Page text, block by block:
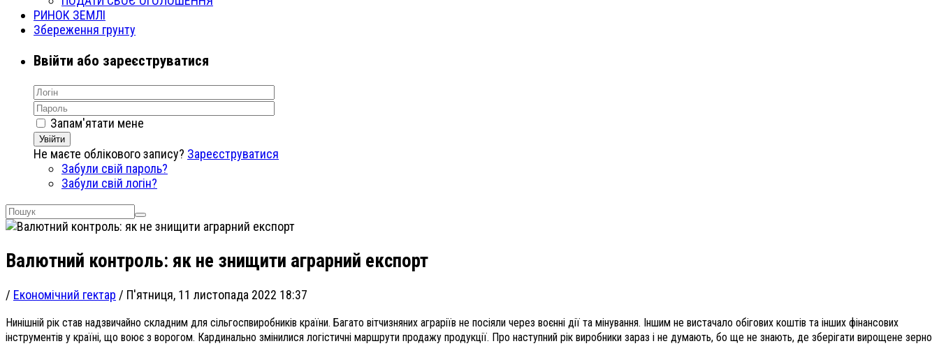
РИНОК ЗЕМЛІ
Збереження грунту
Ввійти або зареєструватися
Запам'ятати мене
Увійти
Не маєте облікового запису? Зареєструватися
Забули свій пароль?
Забули свій логін?
Валютний контроль: як не знищити аграрний експорт
/ Економічний гектар / П'ятниця, 11 листопада 2022 18:37
Нинішній рік став надзвичайно складним для сільгоспвиробників країни. Багато вітчизняних аграріїв не посіяли через воєнні дії та мінування. Іншим не вистачало обігових коштів та інших фінансових
інструментів у країні, що воює з ворогом. Кардинально змінилися логістичні маршрути продажу продукції. Про наступний рік виробники зараз і не думають, бо ще не знають, де зберігати вирощене зерно